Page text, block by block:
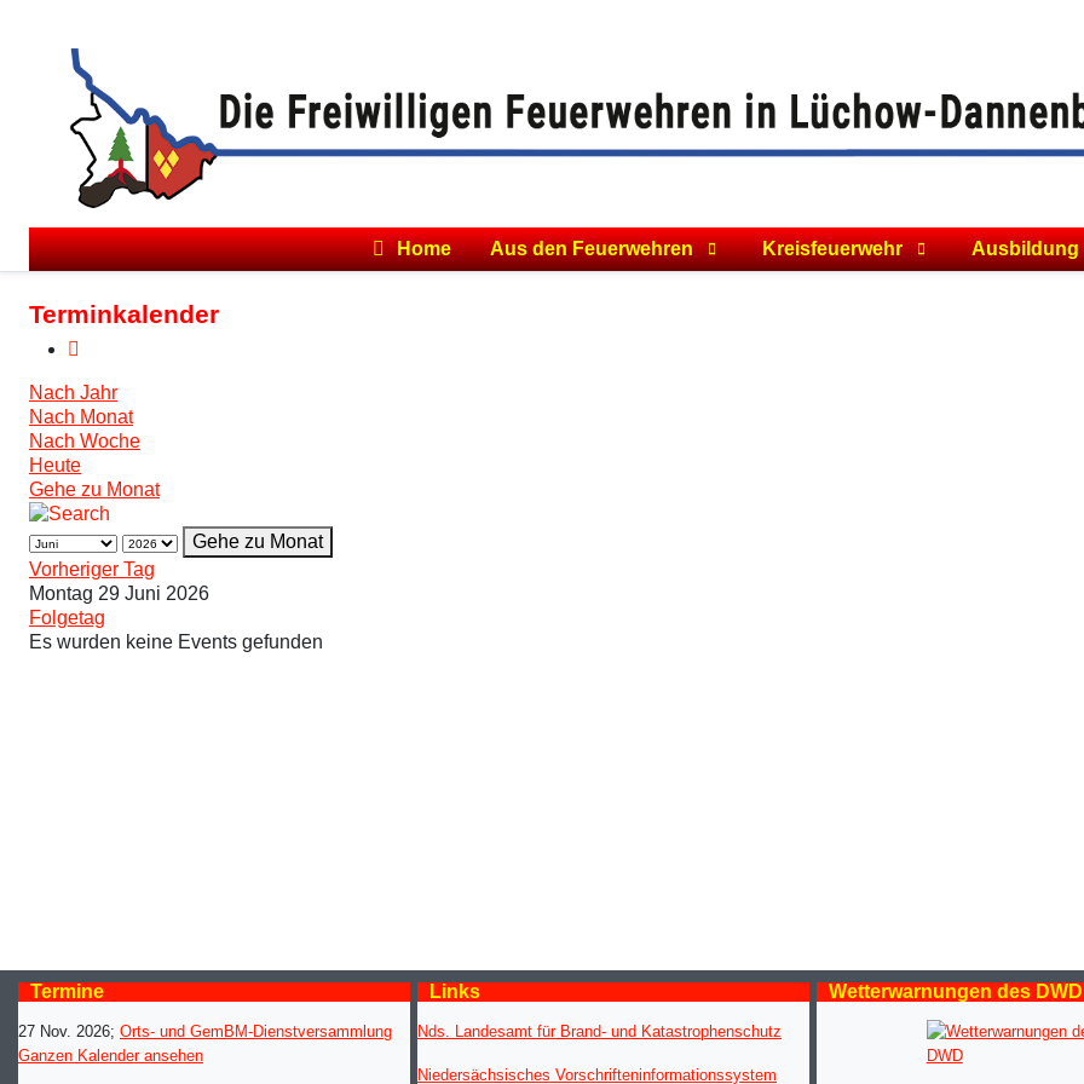
Home Aus den Feuerwehren Kreisfeuerwehr Ausbildung
Terminkalender
Nach Jahr
Nach Monat
Nach Woche
Heute
Gehe zu Monat
Gehe zu Monat
Vorheriger Tag
Montag 29 Juni 2026
Folgetag
Es wurden keine Events gefunden
Termine
27 Nov. 2026; Orts- und GemBM-Dienstversammlung
Ganzen Kalender ansehen
Links
Nds. Landesamt für Brand- und Katastrophenschutz
Niedersächsisches Vorschrifteninformationssystem
Wetterwarnungen des DWD